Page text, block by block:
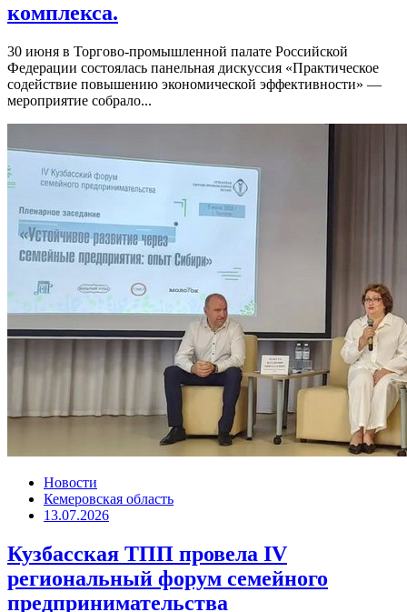
комплекса.
30 июня в Торгово-промышленной палате Российской
Федерации состоялась панельная дискуссия «Практическое
содействие повышению экономической эффективности» —
мероприятие собрало...
Новости
Кемеровская область
13.07.2026
Кузбасская ТПП провела IV
региональный форум семейного
предпринимательства